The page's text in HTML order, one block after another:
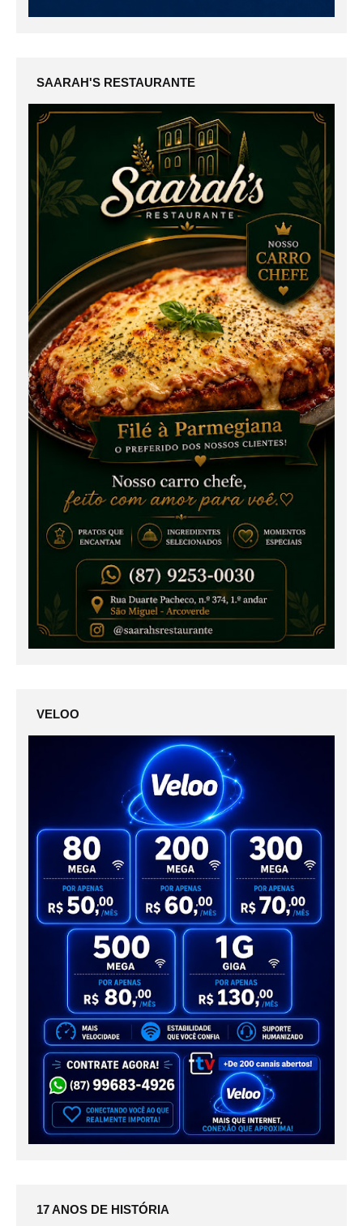
SAARAH'S RESTAURANTE
VELOO
17 ANOS DE HISTÓRIA